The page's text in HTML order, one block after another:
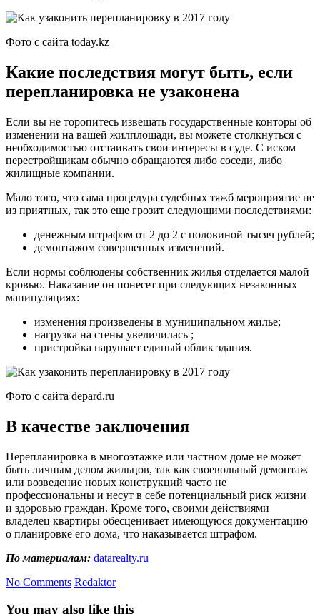
Фото с сайта today.kz
Какие последствия могут быть, если
перепланировка не узаконена
Если вы не торопитесь извещать государственные конторы об
изменении на вашей жилплощади, вы можете столкнуться с
необходимостью отстаивать свои интересы в суде. С иском
перестройщикам обычно обращаются либо соседи, либо
жилищные компании.
Мало того, что сама процедура судебных тяжб мероприятие не
из приятных, так это еще грозит следующими последствиями:
денежным штрафом от 2 до 2 с половиной тысяч рублей;
демонтажом совершенных изменений.
Если нормы соблюдены собственник жилья отделается малой
кровью. Наказание он понесет при следующих незаконных
манипуляциях:
изменения произведены в муниципальном жилье;
нагрузка на стены увеличилась ;
пристройка нарушает единый облик здания.
Фото с сайта depard.ru
В качестве заключения
Перепланировка в многоэтажке или частном доме не может
быть личным делом жильцов, так как своевольный демонтаж
или возведение новых конструкций часто не
профессиональны и несут в себе потенциальный риск жизни
и здоровью граждан. Кроме того, своими действиями
владелец квартиры обесценивает имеющуюся документацию
о планировке его дома, что наказывается штрафом.
По материалам: datarealty.ru
No Comments Redaktor
You may also like this